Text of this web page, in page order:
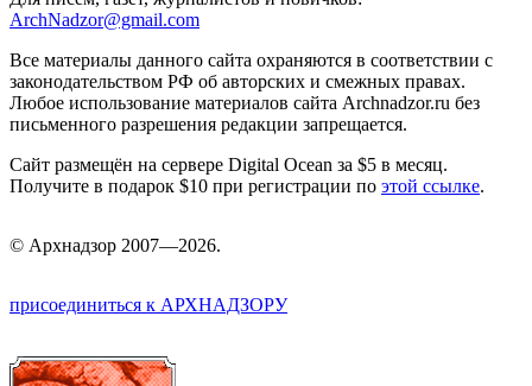
ArchNadzor@gmail.com
Все материалы данного сайта охраняются в соответствии с
законодательством РФ об авторских и смежных правах.
Любое использование материалов сайта Archnadzor.ru без
письменного разрешения редакции запрещается.
Сайт размещён на сервере Digital Ocean за $5 в месяц.
Получите в подарок $10 при регистрации по этой ссылке.
© Архнадзор 2007—2026.
присоединиться к АРХНАДЗОРУ